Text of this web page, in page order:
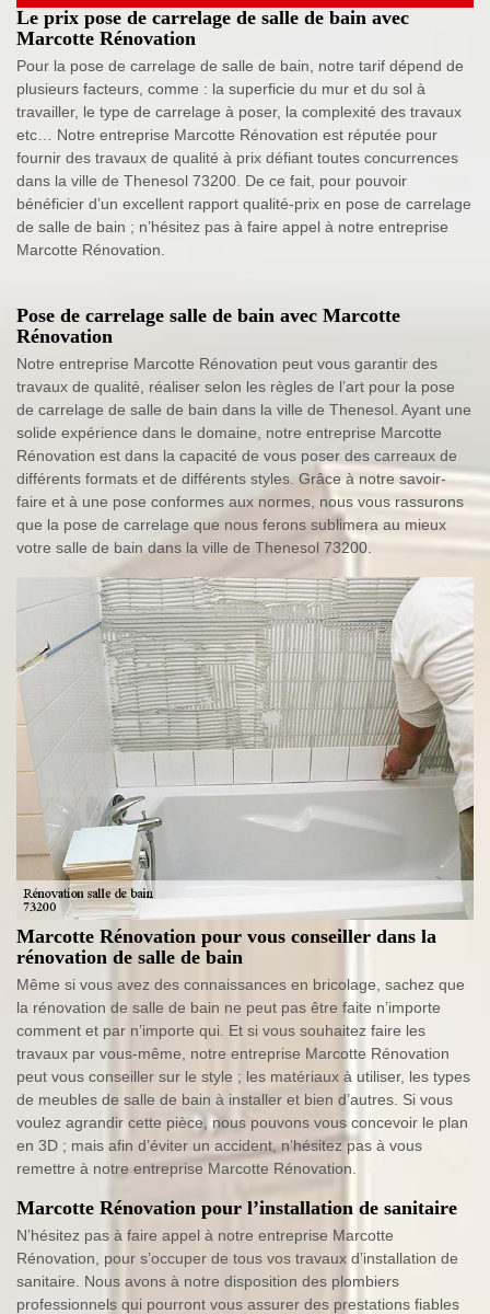
Le prix pose de carrelage de salle de bain avec
Marcotte Rénovation
Pour la pose de carrelage de salle de bain, notre tarif dépend de
plusieurs facteurs, comme : la superficie du mur et du sol à
travailler, le type de carrelage à poser, la complexité des travaux
etc… Notre entreprise Marcotte Rénovation est réputée pour
fournir des travaux de qualité à prix défiant toutes concurrences
dans la ville de Thenesol 73200. De ce fait, pour pouvoir
bénéficier d’un excellent rapport qualité-prix en pose de carrelage
de salle de bain ; n’hésitez pas à faire appel à notre entreprise
Marcotte Rénovation.
Pose de carrelage salle de bain avec Marcotte
Rénovation
Notre entreprise Marcotte Rénovation peut vous garantir des
travaux de qualité, réaliser selon les règles de l’art pour la pose
de carrelage de salle de bain dans la ville de Thenesol. Ayant une
solide expérience dans le domaine, notre entreprise Marcotte
Rénovation est dans la capacité de vous poser des carreaux de
différents formats et de différents styles. Grâce à notre savoir-
faire et à une pose conformes aux normes, nous vous rassurons
que la pose de carrelage que nous ferons sublimera au mieux
votre salle de bain dans la ville de Thenesol 73200.
Marcotte Rénovation pour vous conseiller dans la
rénovation de salle de bain
Même si vous avez des connaissances en bricolage, sachez que
la rénovation de salle de bain ne peut pas être faite n’importe
comment et par n’importe qui. Et si vous souhaitez faire les
travaux par vous-même, notre entreprise Marcotte Rénovation
peut vous conseiller sur le style ; les matériaux à utiliser, les types
de meubles de salle de bain à installer et bien d’autres. Si vous
voulez agrandir cette pièce, nous pouvons vous concevoir le plan
en 3D ; mais afin d’éviter un accident, n’hésitez pas à vous
remettre à notre entreprise Marcotte Rénovation.
Marcotte Rénovation pour l’installation de sanitaire
N’hésitez pas à faire appel à notre entreprise Marcotte
Rénovation, pour s’occuper de tous vos travaux d’installation de
sanitaire. Nous avons à notre disposition des plombiers
professionnels qui pourront vous assurer des prestations fiables